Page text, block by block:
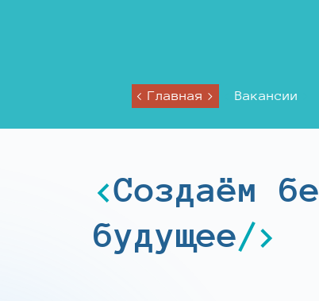
Главная Вакансии
Создаём
будущее